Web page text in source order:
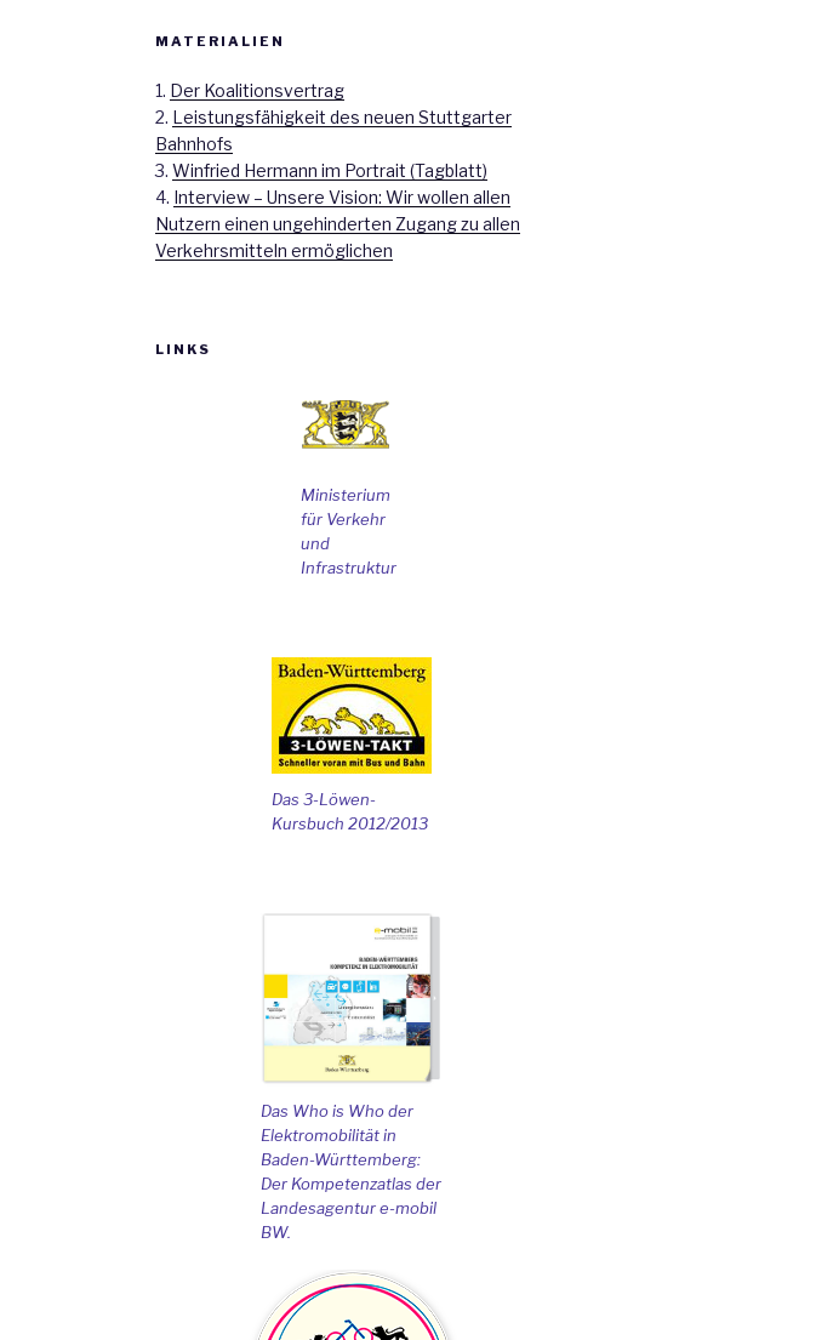
MATERIALIEN
1. Der Koalitionsvertrag
2. Leistungsfähigkeit des neuen Stuttgarter
Bahnhofs
3. Winfried Hermann im Portrait (Tagblatt)
4. Interview – Unsere Vision: Wir wollen allen
Nutzern einen ungehinderten Zugang zu allen
Verkehrsmitteln ermöglichen
LINKS
Ministerium
für Verkehr
und
Infrastruktur
Das 3-Löwen-
Kursbuch 2012/2013
Das Who is Who der
Elektromobilität in
Baden-Württemberg:
Der Kompetenzatlas der
Landesagentur e-mobil
BW.